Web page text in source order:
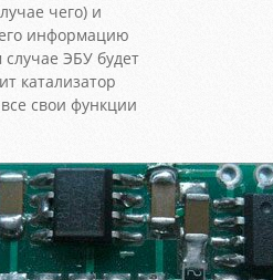
чего) и
информацию
ЭБУ будет
катализатор
свои функции